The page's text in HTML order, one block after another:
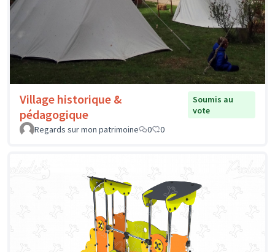
Village historique &
pédagogique
Soumis au
vote
Regards sur mon patrimoine
0 0